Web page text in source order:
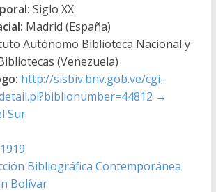
Siglo XX
Madrid (España)
Autónomo Biblioteca Nacional y
(Venezuela)
http://sisbiv.bnv.gob.ve/cgi-
→
Sur
1919
Bibliográfica Contemporánea
Bolívar